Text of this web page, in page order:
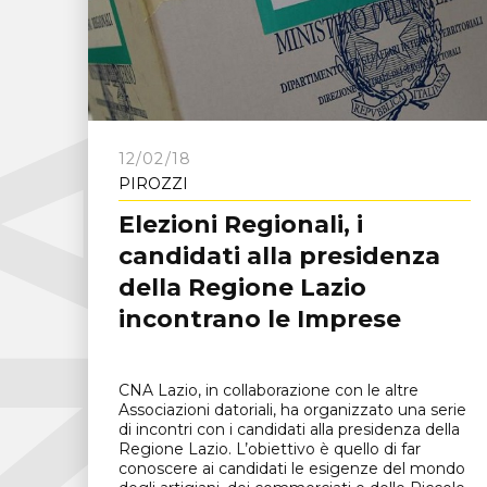
12/02/18
PIROZZI
Elezioni Regionali, i
candidati alla presidenza
della Regione Lazio
incontrano le Imprese
CNA Lazio, in collaborazione con le altre
Associazioni datoriali, ha organizzato una serie
di incontri con i candidati alla presidenza della
Regione Lazio. L’obiettivo è quello di far
conoscere ai candidati le esigenze del mondo